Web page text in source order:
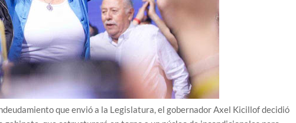
que envió a la Legislatura, el gobernador Axel Kicillof decidió